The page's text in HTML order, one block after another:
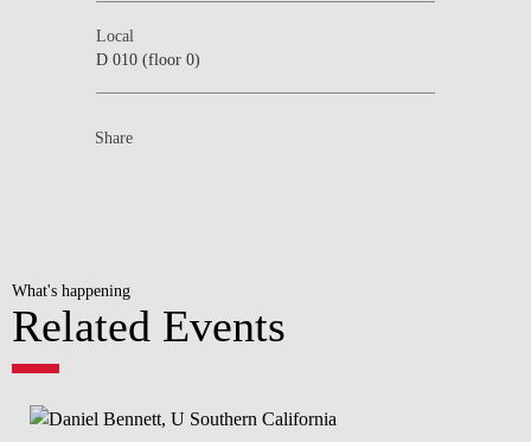
Local
D 010 (floor 0)
Share
What's happening
Related Events